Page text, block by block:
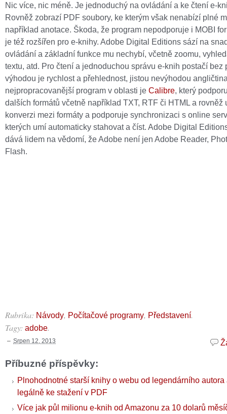
Nic více, nic méně. Je jednoduchý na ovládání a ke čtení e-
Rovněž zobrazí PDF soubory, ke kterým však nenabízí plné
například anotace. Škoda, že program nepodporuje i MOBI
je též rozšířen pro e-knihy. Adobe Digital Editions sází na
ovládání a základní funkce mu nechybí, včetně zoomu,
textu, atd. Pro čtení a jednoduchou správu e-knih postačí bez
výhodou je rychlost a přehlednost, jistou nevýhodou
nejpropracovanější program v oblasti je Calibre, který
dalších formátů včetně například TXT, RTF či HTML a rovněž
konverzi mezi formáty a podporuje synchronizaci s online
kterých umí automaticky stahovat a číst. Adobe Digital
dává lidem na vědomí, že Adobe není jen Adobe Reader,
Flash.
Rubrika: Návody, Počítačové programy, Představení.
Tagy: adobe.
Srpen 12, 2013
Příbuzné příspěvky:
Plnohodnotné starší knihy o webu od legendárního
legálně ke stažení v PDF
Více jak půl milionu e-knih od Amazonu za 10 dolarů